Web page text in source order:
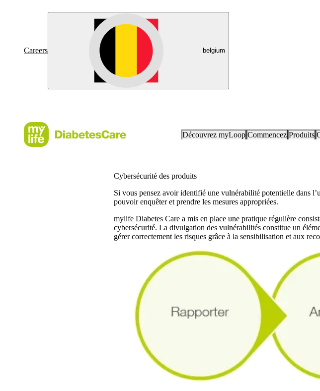
Careers belgium
Découvrez myLoop Commencez Produits
Cybersécurité des produits
Si vous pensez avoir identifié une vulnérabilité potentielle dans
pouvoir enquêter et prendre les mesures appropriées.
mylife Diabetes Care a mis en place une pratique régulière
cybersécurité. La divulgation des vulnérabilités constitue un
gérer correctement les risques grâce à la sensibilisation et aux